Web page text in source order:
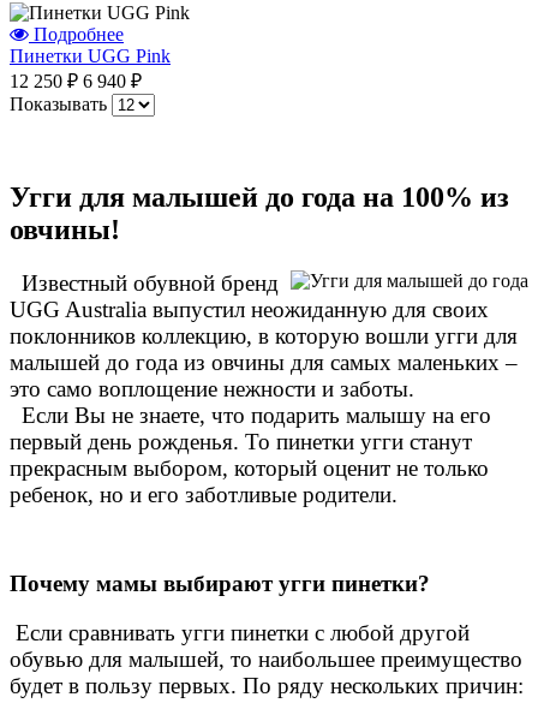
Подробнее
Пинетки UGG Pink
12 250 ₽ 6 940 ₽
Показывать
Угги для малышей до года на 100% из
овчины!
Известный обувной бренд
UGG Australia выпустил неожиданную для своих
поклонников коллекцию, в которую вошли угги для
малышей до года из овчины для самых маленьких –
это само воплощение нежности и заботы.
Если Вы не знаете, что подарить малышу на его
первый день рожденья. То пинетки угги станут
прекрасным выбором, который оценит не только
ребенок, но и его заботливые родители.
Почему мамы выбирают угги пинетки?
Если сравнивать угги пинетки с любой другой
обувью для малышей, то наибольшее преимущество
будет в пользу первых. По ряду нескольких причин: